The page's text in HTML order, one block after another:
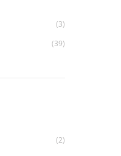
(3)
(39)
(2)